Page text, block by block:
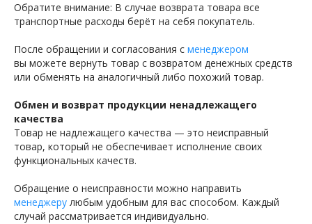
Обратите внимание: В случае возврата товара все
транспортные расходы берёт на себя покупатель.
После обращении и согласования с менеджером
вы можете вернуть товар с возвратом денежных средств
или обменять на аналогичный либо похожий товар.
Обмен и возврат продукции ненадлежащего
качества
Товар не надлежащего качества — это неисправный
товар, который не обеспечивает исполнение своих
функциональных качеств.
Обращение о неисправности можно направить
менеджеру любым удобным для вас способом. Каждый
случай рассматривается индивидуально.